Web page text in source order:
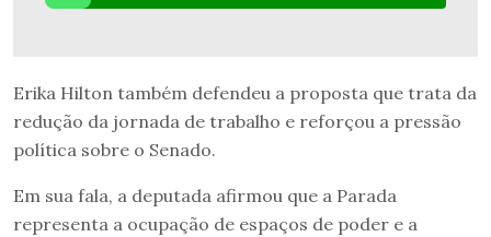
Erika Hilton também defendeu a proposta que trata da
redução da jornada de trabalho e reforçou a pressão
política sobre o Senado.
Em sua fala, a deputada afirmou que a Parada
representa a ocupação de espaços de poder e a